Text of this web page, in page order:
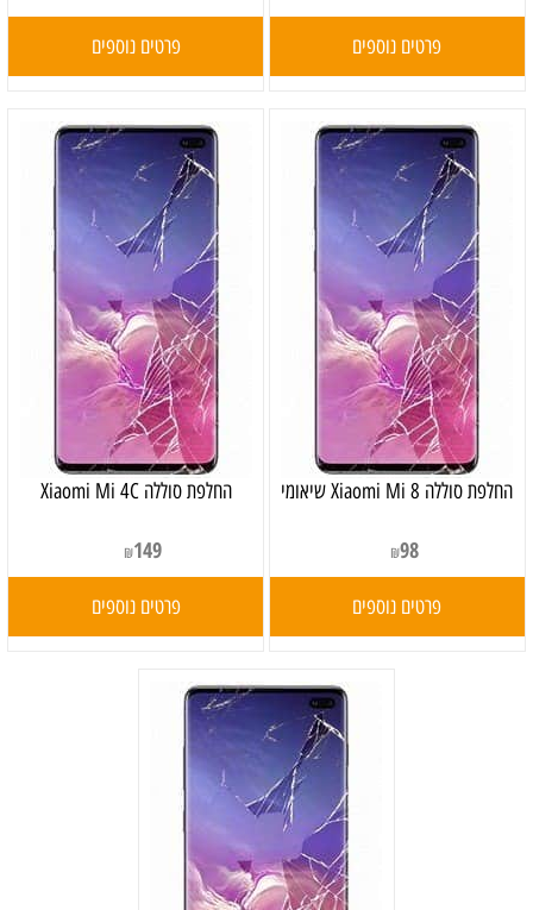
פרטים נוספים פרטים נוספים
‏החלפת סוללה Xiaomi Mi 8 שיאומי
₪98
פרטים נוספים
החלפת סוללה Xiaomi Mi 4C
₪149
פרטים נוספים